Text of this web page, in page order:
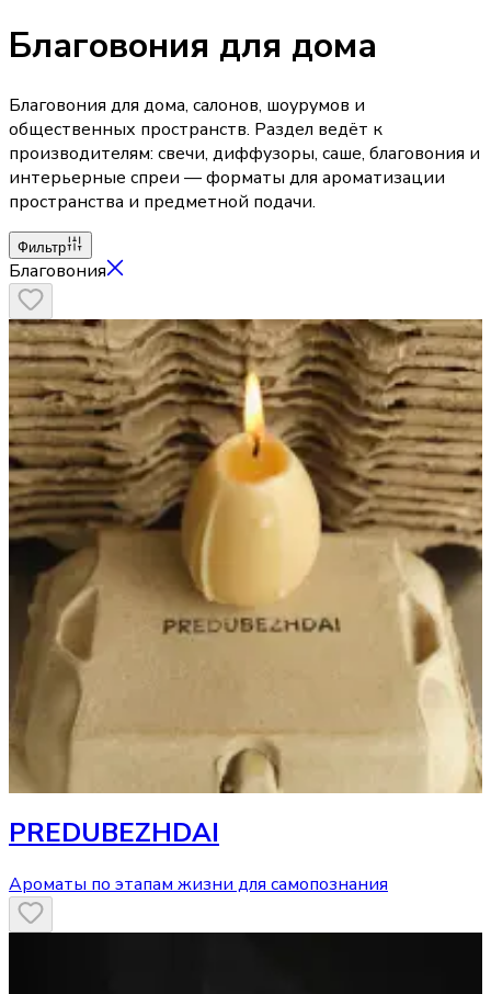
Благовония для дома
Благовония для дома, салонов, шоурумов и
общественных пространств. Раздел ведёт к
производителям: свечи, диффузоры, саше, благовония и
интерьерные спреи — форматы для ароматизации
пространства и предметной подачи.
Фильтр
Благовония
PREDUBEZHDAI
Ароматы по этапам жизни для самопознания